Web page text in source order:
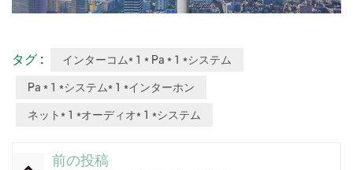
タグ : インターコム* 1 * Pa * 1 *システム
Pa * 1 *システム* 1 *インターホン
ネット* 1 *オーディオ* 1 *システム
前の投稿